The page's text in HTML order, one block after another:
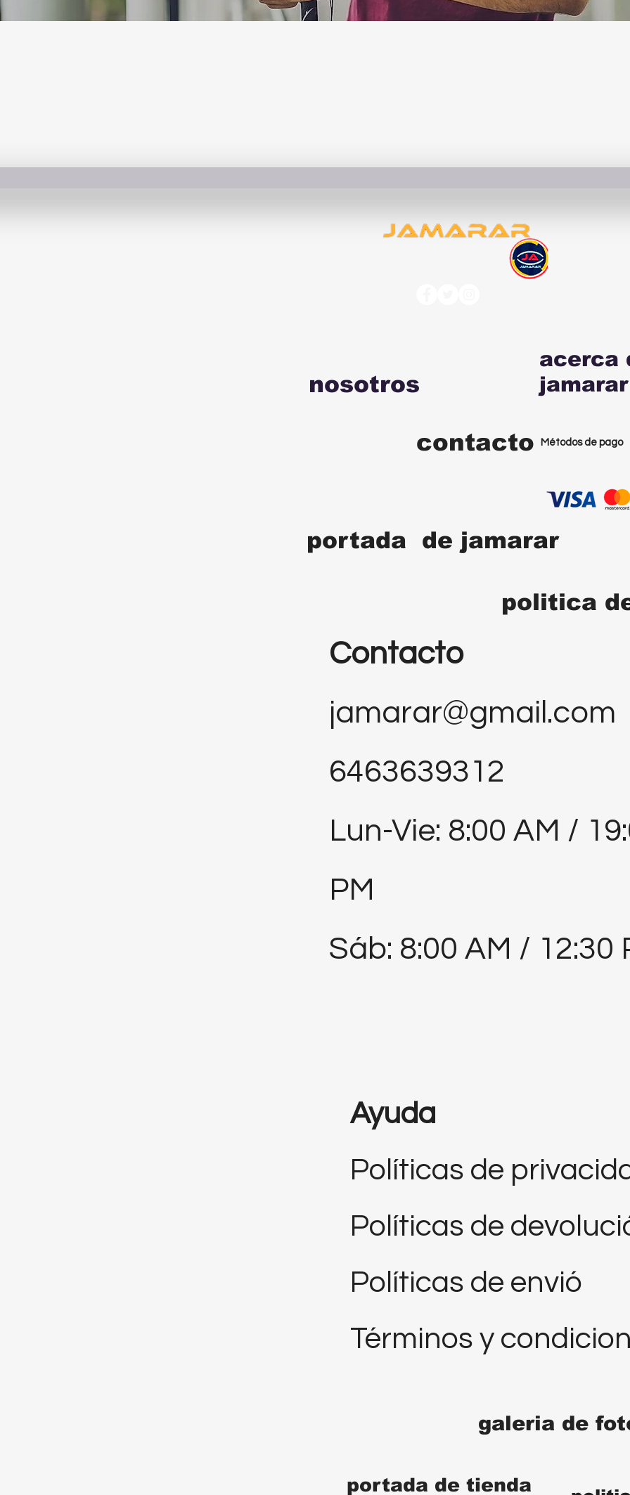
acerca
jamarar
nosotros
contacto Métodos de pago
portada de jamarar
politica
Contacto
jamarar@gmail.com
6463639312
Lun-Vie: 8:00 AM /
PM
Sáb: 8:00 AM / 12:30
Ayuda
Políticas de
Políticas de
Políticas de envió
Términos y
galeria de
portada de tienda